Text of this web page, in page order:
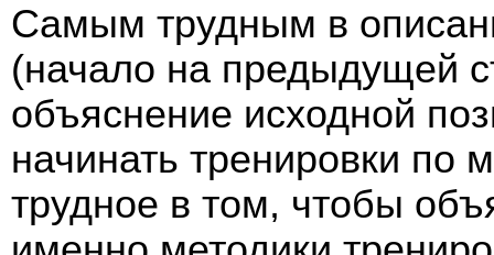
Самым трудным в
(начало на предыдущей
объяснение исходной
начинать тренировки по
трудное в том, чтобы